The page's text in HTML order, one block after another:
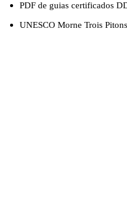
PDF de guias certificados
UNESCO Morne Trois